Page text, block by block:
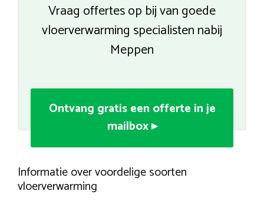
Vraag offertes op bij van goede
vloerverwarming specialisten nabij
Meppen
Ontvang gratis een offerte in je
mailbox ▸
Informatie over voordelige soorten
vloerverwarming